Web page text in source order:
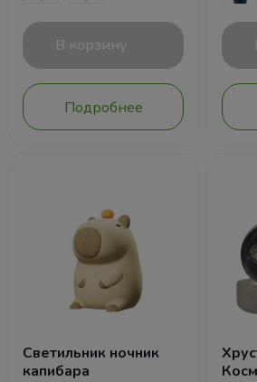
В корзину
Подробнее
Светильник ночник
капибара